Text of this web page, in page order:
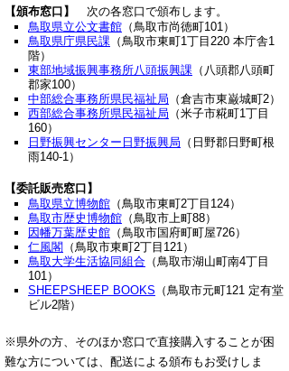
【頒布窓口 】
次の各窓口で頒布します。
鳥取県立公文書館 （鳥取市尚徳町101）
鳥取県庁県民課 （鳥取市東町1丁目220 本庁舎1
階）
東部地域振興事務所八頭振興課 （八頭郡八頭町
郡家100）
中部総合事務所県民福祉局 （倉吉市東巌城町2）
西部総合事務所県民福祉局 （米子市糀町1丁目
160）
日野振興センター日野振興局 （日野郡日野町根
雨140-1）
【委託販売窓口 】
鳥取県立博物館 （鳥取市東町2丁目124）
鳥取市歴史博物館 （鳥取市上町88）
因幡万葉歴史館 （鳥取市国府町町屋726）
仁風閣 （鳥取市東町2丁目121）
鳥取大学生活協同組合 （鳥取市湖山町南4丁目
101）
SHEEPSHEEP BOOKS （鳥取市元町121 定有堂
ビル2階）
※県外の方、そのほか窓口で直接購入することが困
難な方については、配送による頒布もお受けしま